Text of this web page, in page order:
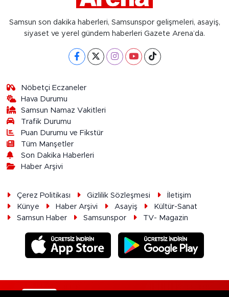
Samsun son dakika haberleri, Samsunspor gelişmeleri, asayiş,
siyaset ve yerel gündem haberleri Gazete Arena’da.
Nöbetçi Eczaneler
Hava Durumu
Samsun Namaz Vakitleri
Trafik Durumu
Puan Durumu ve Fikstür
Tüm Manşetler
Son Dakika Haberleri
Haber Arşivi
Çerez Politikası Gizlilik Sözleşmesi
İletişim
Künye
Haber Arşivi Asayiş
Kültür-Sanat
Samsun Haber
Samsunspor TV- Magazin